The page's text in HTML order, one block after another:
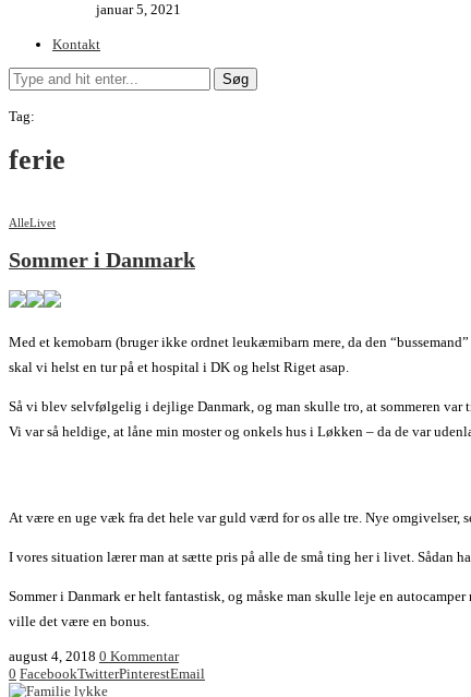
januar 5, 2021
Kontakt
Søg
Tag:
ferie
AlleLivet
Sommer i Danmark
Med et kemobarn (bruger ikke ordnet leukæmibarn mere, da den
skal vi helst en tur på et hospital i DK og helst Riget asap.
Så vi blev selvfølgelig i dejlige Danmark, og man skulle tro, at sommeren var
Vi var så heldige, at låne min moster og onkels hus i Løkken – da de var
At være en uge væk fra det hele var guld værd for os alle tre. Nye omgivelser,
I vores situation lærer man at sætte pris på alle de små ting her i livet. Sådan
Sommer i Danmark er helt fantastisk, og måske man skulle leje en
ville det være en bonus.
august 4, 2018 0 Kommentar
0 FacebookTwitterPinterestEmail